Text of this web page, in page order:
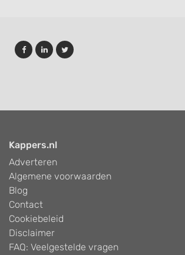
Kappers.nl
Adverteren
Algemene voorwaarden
Blog
Contact
Cookiebeleid
Disclaimer
FAQ: Veelgestelde vragen